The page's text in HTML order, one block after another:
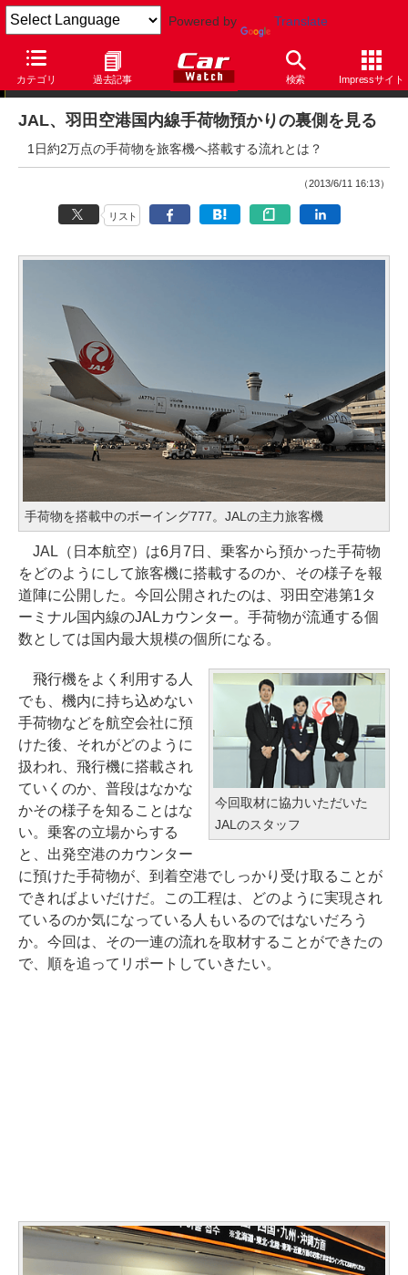
Powered by Translate
カテゴリ 過去記事 検索 Impressサイト
ニュース
JAL、羽田空港国内線手荷物預かりの裏側を見る
1日約2万点の手荷物を旅客機へ搭載する流れとは？
（2013/6/11 16:13）
リスト
手荷物を搭載中のボーイング777。JALの主力旅客機
JAL（日本航空）は6月7日、乗客から預かった手荷物
をどのようにして旅客機に搭載するのか、その様子を報
道陣に公開した。今回公開されたのは、羽田空港第1タ
ーミナル国内線のJALカウンター。手荷物が流通する個
数としては国内最大規模の個所になる。
今回取材に協力いただいた
JALのスタッフ
飛行機をよく利用する人
でも、機内に持ち込めない
手荷物などを航空会社に預
けた後、それがどのように
扱われ、飛行機に搭載され
ていくのか、普段はなかな
かその様子を知ることはな
い。乗客の立場からする
と、出発空港のカウンター
に預けた手荷物が、到着空港でしっかり受け取ることが
できればよいだけだ。この工程は、どのように実現され
ているのか気になっている人もいるのではないだろう
か。今回は、その一連の流れを取材することができたの
で、順を追ってリポートしていきたい。